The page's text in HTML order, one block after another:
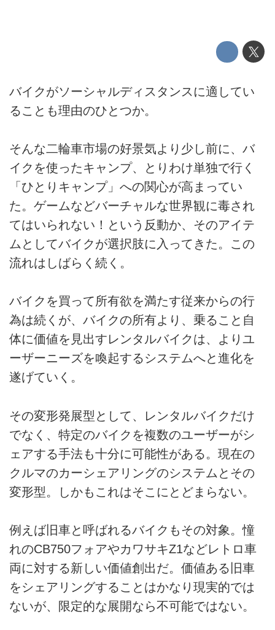
バイクがソーシャルディスタンスに適してい
ることも理由のひとつか。
そんな二輪車市場の好景気より少し前に、バ
イクを使ったキャンプ、とりわけ単独で行く
「ひとりキャンプ」への関心が高まってい
た。ゲームなどバーチャルな世界観に毒され
てはいられない！という反動か、そのアイテ
ムとしてバイクが選択肢に入ってきた。この
流れはしばらく続く。
バイクを買って所有欲を満たす従来からの行
為は続くが、バイクの所有より、乗ること自
体に価値を見出すレンタルバイクは、よりユ
ーザーニーズを喚起するシステムへと進化を
遂げていく。
その変形発展型として、レンタルバイクだけ
でなく、特定のバイクを複数のユーザーがシ
ェアする手法も十分に可能性がある。現在の
クルマのカーシェアリングのシステムとその
変形型。しかもこれはそこにとどまらない。
例えば旧車と呼ばれるバイクもその対象。憧
れのCB750フォアやカワサキZ1などレトロ車
両に対する新しい価値創出だ。価値ある旧車
をシェアリングすることはかなり現実的では
ないが、限定的な展開なら不可能ではない。